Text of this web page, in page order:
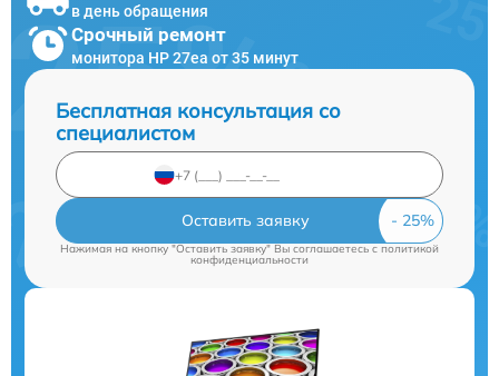
в день обращения
Срочный ремонт
монитора HP 27ea от 35 минут
Бесплатная консультация со
специалистом
Оставить заявку
Нажимая на кнопку "Оставить заявку" Вы соглашаетесь cполитикой
конфиденциальности